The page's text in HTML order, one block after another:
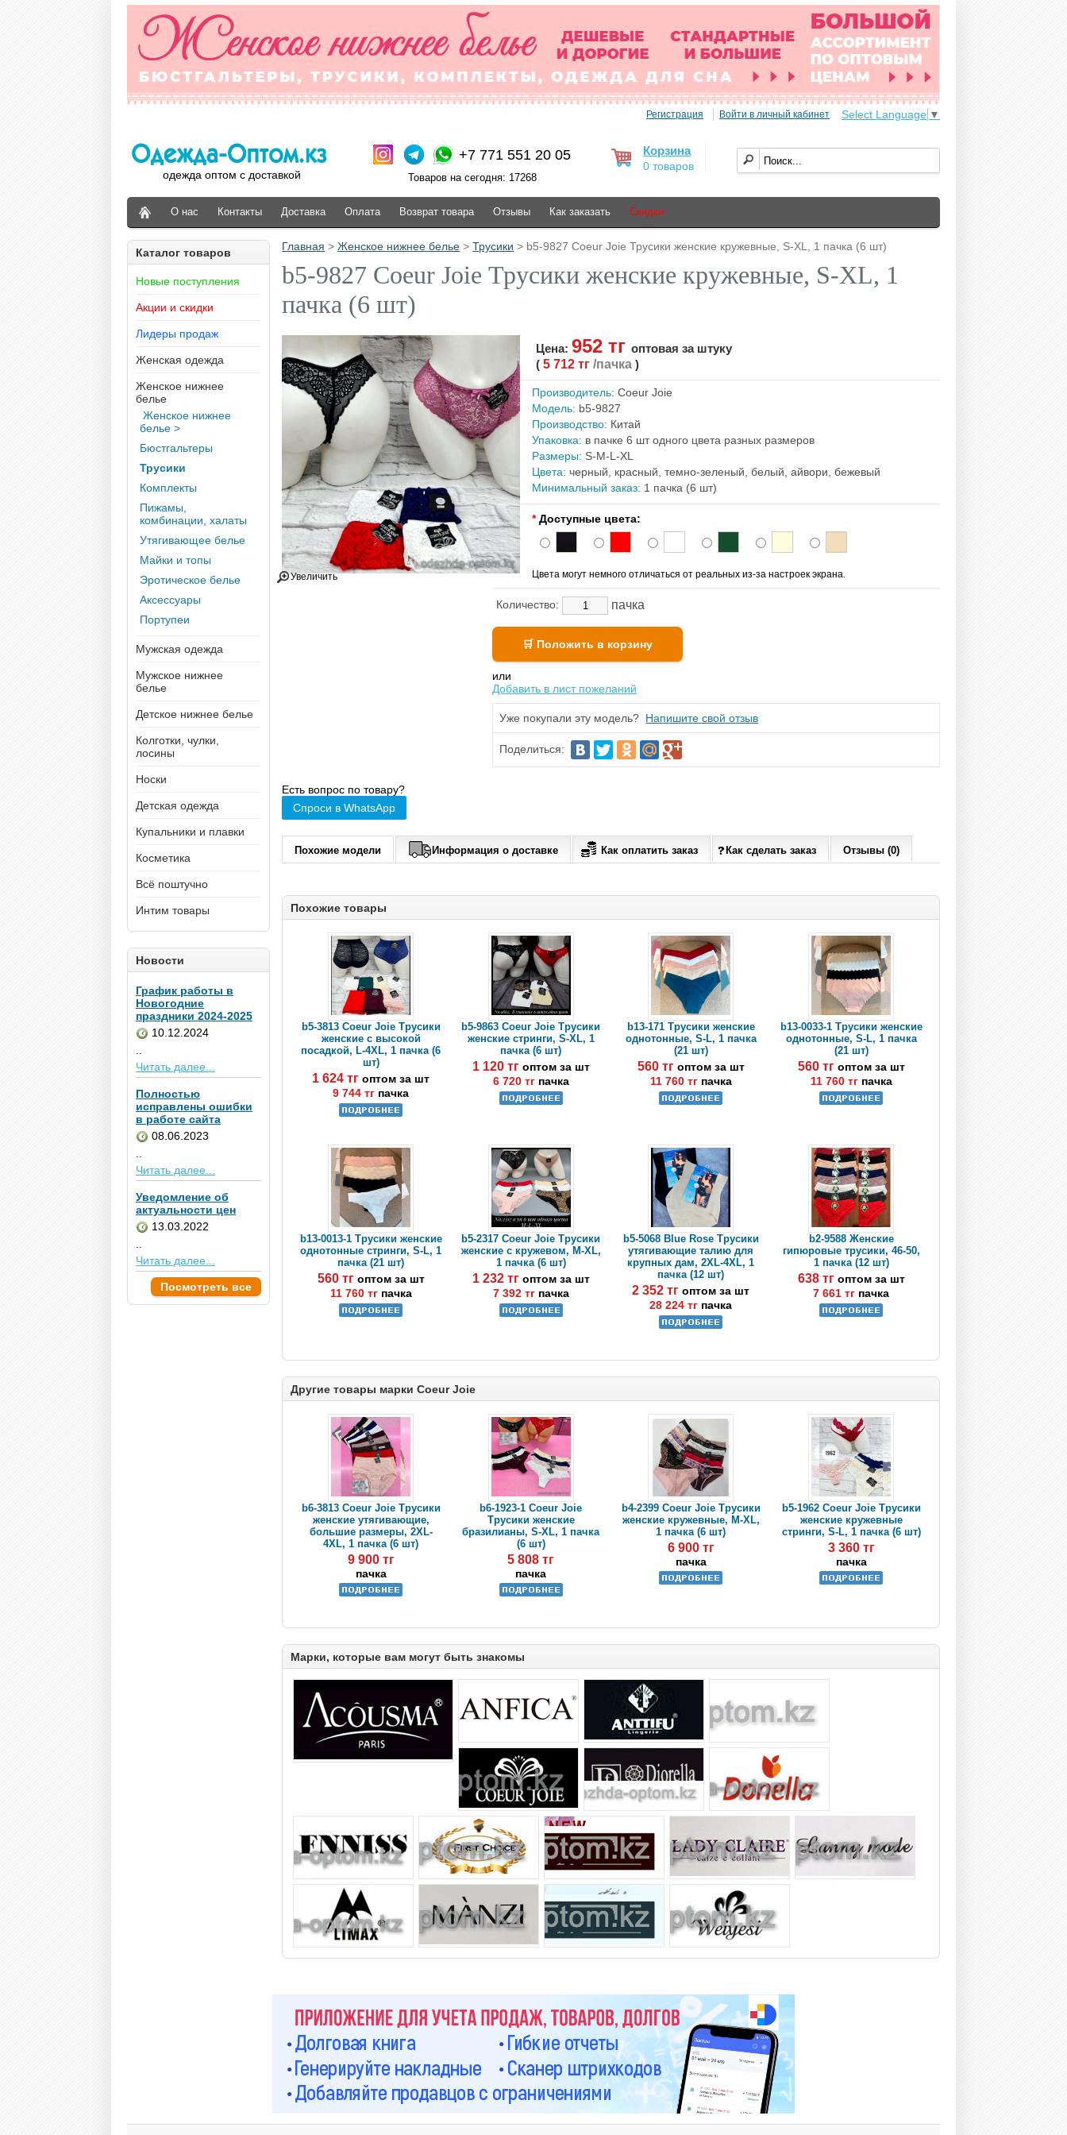
Регистрация Войти в личный кабинет Select Language ▼
одежда оптом с доставкой
+7 771 551 20 05
Товаров на сегодня: 17268
Корзина
0 товаров
О нас Контакты Доставка Оплата Возврат товара Отзывы Как заказать Скидки
Каталог товаров
Новые поступления
Акции и скидки
Лидеры продаж
Женская одежда
Женское нижнее
белье
Женское нижнее
белье >
Бюстгальтеры
Трусики
Комплекты
Пижамы,
комбинации, халаты
Утягивающее белье
Майки и топы
Эротическое белье
Аксессуары
Портупеи
Мужская одежда
Мужское нижнее
белье
Детское нижнее белье
Колготки, чулки,
лосины
Носки
Детская одежда
Купальники и плавки
Косметика
Всё поштучно
Интим товары
Главная >Женское нижнее белье >Трусики > b5-9827 Coeur Joie Трусики женские кружевные, S-XL, 1 пачка (6 шт)
b5-9827 Coeur Joie Трусики женские кружевные, S-XL, 1
пачка (6 шт)
Увеличить
Цена:952 тгоптовая за штуку
(5 712 тг/пачка)
Производитель: Coeur Joie
Модель: b5-9827
Производство: Китай
Упаковка: в пачке 6 шт одного цвета разных размеров
Размеры: S-M-L-XL
Цвета: черный, красный, темно-зеленый, белый, айвори, бежевый
Минимальный заказ: 1 пачка (6 шт)
* Доступные цвета:
Цвета могут немного отличаться от реальных из-за настроек экрана.
Количество: пачка
или
Добавить в лист пожеланий
Уже покупали эту модель? Напишите свой отзыв
Поделиться:
Есть вопрос по товару?
Спроси в WhatsApp
Похожие модели Информация о доставке Как оплатить заказ Как сделать заказ Отзывы (0)
Похожие товары
b5-3813 Coeur Joie Трусики
женские с высокой
посадкой, L-4XL, 1 пачка (6
шт)
1 624 тгоптом за шт
9 744 тг пачка
b5-9863 Coeur Joie Трусики
женские стринги, S-XL, 1
пачка (6 шт)
1 120 тг оптом за шт
6 720 тг пачка
b13-171 Трусики женские
однотонные, S-L, 1 пачка
(21 шт)
560 тг оптом за шт
11 760 тг пачка
b13-0033-1 Трусики женские
однотонные, S-L, 1 пачка
(21 шт)
560 тг оптом за шт
11 760 тг пачка
b13-0013-1 Трусики женские
однотонные стринги, S-L, 1
пачка (21 шт)
560 тг оптом за шт
11 760 тг пачка
b5-2317 Coeur Joie Трусики
женские с кружевом, M-XL,
1 пачка (6 шт)
1 232 тг оптом за шт
7 392 тг пачка
b5-5068 Blue Rose Трусики
утягивающие талию для
крупных дам, 2XL-4XL, 1
пачка (12 шт)
2 352 тгоптом за шт
28 224 тг пачка
b2-9588 Женские
гипюровые трусики, 46-50,
1 пачка (12 шт)
638 тг оптом за шт
7 661 тг пачка
Другие товары марки Coeur Joie
b6-3813 Coeur Joie Трусики
женские утягивающие,
большие размеры, 2XL-
4XL, 1 пачка (6 шт)
9 900 тг
пачка
b6-1923-1 Coeur Joie
Трусики женские
бразилианы, S-XL, 1 пачка
(6 шт)
5 808 тг
пачка
b4-2399 Coeur Joie Трусики
женские кружевные, M-XL,
1 пачка (6 шт)
6 900 тг
пачка
b5-1962 Coeur Joie Трусики
женские кружевные
стринги, S-L, 1 пачка (6 шт)
3 360 тг
пачка
Марки, которые вам могут быть знакомы
Новости
График работы в
Новогодние
праздники 2024-2025
10.12.2024
..
Читать далее...
Полностью
исправлены ошибки
в работе сайта
08.06.2023
..
Читать далее...
Уведомление об
актуальности цен
13.03.2022
..
Читать далее...
Посмотреть все